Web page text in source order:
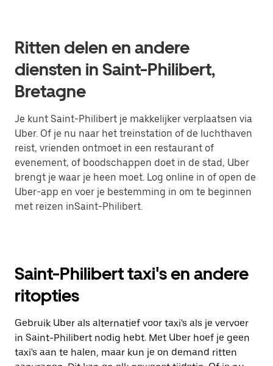
Ritten delen en andere
diensten in Saint-Philibert,
Bretagne
Je kunt Saint-Philibert je makkelijker verplaatsen via
Uber. Of je nu naar het treinstation of de luchthaven
reist, vrienden ontmoet in een restaurant of
evenement, of boodschappen doet in de stad, Uber
brengt je waar je heen moet. Log online in of open de
Uber-app en voer je bestemming in om te beginnen
met reizen inSaint-Philibert.
Saint-Philibert taxi's en andere
ritopties
Gebruik Uber als alternatief voor taxi's als je vervoer
in Saint-Philibert nodig hebt. Met Uber hoef je geen
taxi's aan te halen, maar kun je on demand ritten